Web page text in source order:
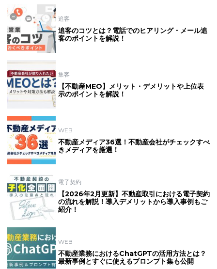
追客
追客のコツとは？電話でのヒアリング・メール追
客のポイントを解説！
集客
【不動産MEO】メリット・デメリットや上位表
示のポイントを解説！
WEB
不動産メディア36選！不動産会社がチェックすべ
きメディアを厳選！
電子契約
【2026年2月更新】不動産取引における電子契約
の流れを解説！導入デメリットから導入事例もご
紹介！
WEB
不動産業務におけるChatGPTの活用方法とは？
最新事例とすぐに使えるプロンプト集も公開